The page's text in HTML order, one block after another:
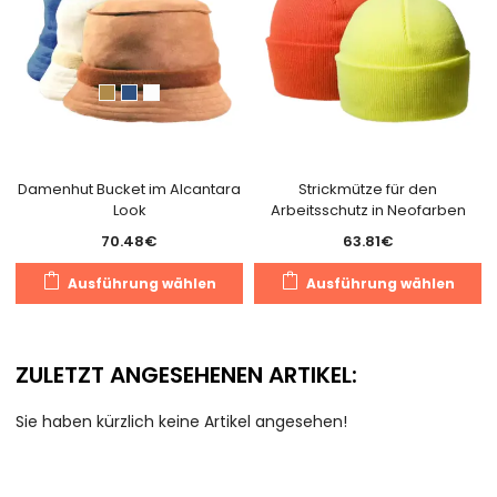
der
Produktseite
gewählt
Damenhut Bucket im Alcantara
Look
70.48€
Ausführung wählen
Dieses
Produkt
Varianten
Die
Strickmütze für den
Arbeitsschutz in Neofarben
63.81€
Ausführung wählen
ZULETZT ANGESEHENEN ARTIKEL:
Sie haben kürzlich keine Artikel angesehen!